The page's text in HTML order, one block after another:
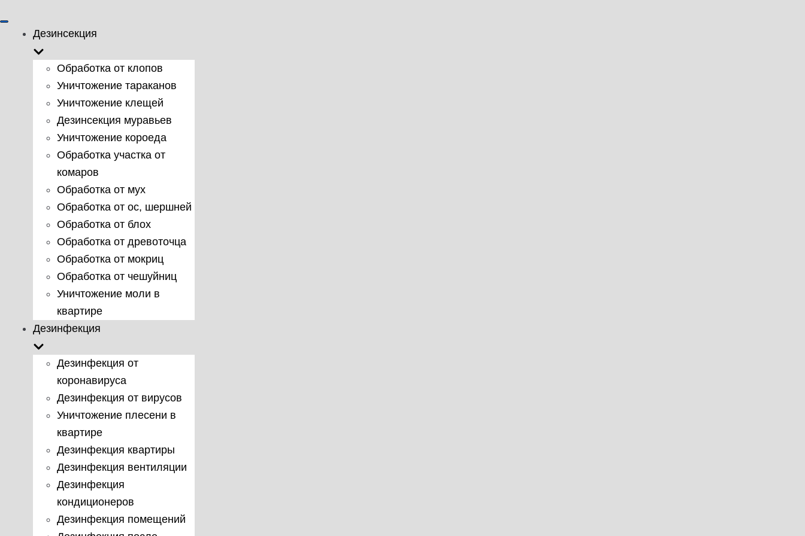
Показать/
Скрыть
навигацию
Дезинсекция
Обработка от клопов
Уничтожение тараканов
Уничтожение клещей
Дезинсекция муравьев
Уничтожение короеда
Обработка участка от
комаров
Обработка от мух
Обработка от ос, шершней
Обработка от блох
Обработка от древоточца
Обработка от мокриц
Обработка от чешуйниц
Уничтожение моли в
квартире
Дезинфекция
Дезинфекция от
коронавируса
Дезинфекция от вирусов
Уничтожение плесени в
квартире
Дезинфекция квартиры
Дезинфекция вентиляции
Дезинфекция
кондиционеров
Дезинфекция помещений